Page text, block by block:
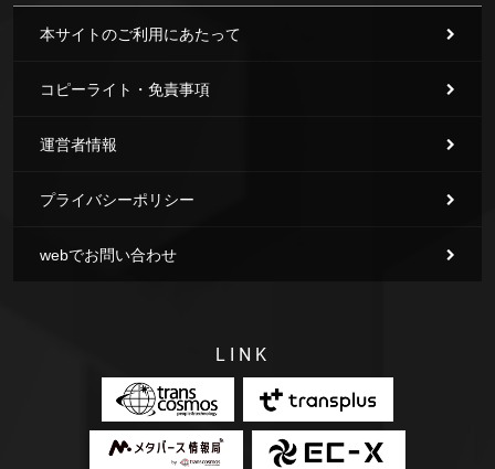
本サイトのご利用にあたって
コピーライト・免責事項
運営者情報
プライバシーポリシー
webでお問い合わせ
LINK